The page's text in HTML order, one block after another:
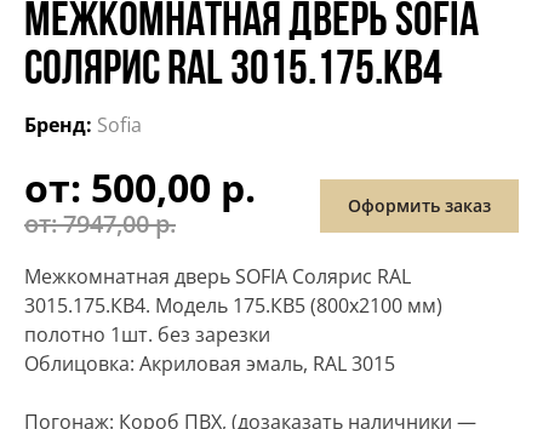
МЕЖКОМНАТНАЯ ДВЕРЬ SOFIA
СОЛЯРИС RAL 3015.175.КВ4
Бренд: Sofia
от: 7947,00 р.
Первоначальная
цена
составляла
7947,00 р..
от: 500,00 р.
Текущая
цена:
500,00 р..
Оформить заказ
Межкомнатная дверь SOFIA Солярис RAL
3015.175.КВ4. Модель 175.КВ5 (800х2100 мм)
полотно 1шт. без зарезки
Облицовка: Акриловая эмаль, RAL 3015
Погонаж: Короб ПВХ, (дозаказать наличники —